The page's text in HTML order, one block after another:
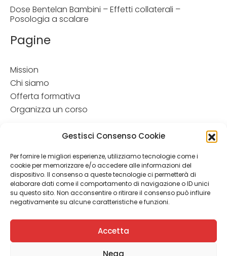
Gestisci Consenso Cookie
Per fornire le migliori esperienze, utilizziamo tecnologie come i
cookie per memorizzare e/o accedere alle informazioni del
dispositivo. Il consenso a queste tecnologie ci permetterà di
elaborare dati come il comportamento di navigazione o ID unici
su questo sito. Non acconsentire o ritirare il consenso può influire
negativamente su alcune caratteristiche e funzioni.
Accetta
Nega
Dose Bentelan Bambini – Effetti collaterali –
Posologia a scalare
Pagine
Mission
Chi siamo
Offerta formativa
Organizza un corso
Disclamer
Attenzione: Le informazioni contenute in questo sito hanno
esclusivamente scopo informativo e in nessun caso possono
costituire la formulazione di una diagnosi o la prescrizione di
un trattamento. Le informazioni contenute nel sito non
intendono e non devono in alcun modo sostituire il rapporto
diretto medico-paziente o la visita specialistica. Si
medico curante e/o di specialisti riguardo qualsiasi